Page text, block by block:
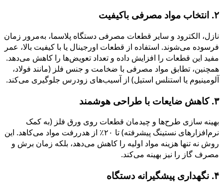
۲. انتخاب مواد مصرفی باکیفیت
نازل، الکترود و سایر قطعات مصرفی دستگاه پلاسما، به‌مرور زمان
فرسوده می‌شوند. استفاده از قطعات اورجینال یا با کیفیت بالا، عمر
مفید این قطعات را افزایش داده و تعداد تعویض‌ها را کاهش می‌دهد.
همچنین، تطابق مواد مصرفی با ضخامت و جنس فلز (مانند فولاد،
آلومینیوم یا استنلس استیل) از آسیب‌های زودرس جلوگیری می‌کند.
۳. کاهش ضایعات با طراحی هوشمند
بهینه‌ سازی طرح‌ها و چیدمان قطعات روی ورق فلز (به کمک
نرم‌افزارهای نستینگ پیشرفته) تا ۲۰٪ از هدررفت مواد می‌کاهد. این
روش نه تنها هزینه مواد اولیه را کاهش می‌دهد، بلکه زمان برش و
مصرف گاز را نیز بهینه می‌کند.
۴. نگهداری پیشگیرانه دستگاه